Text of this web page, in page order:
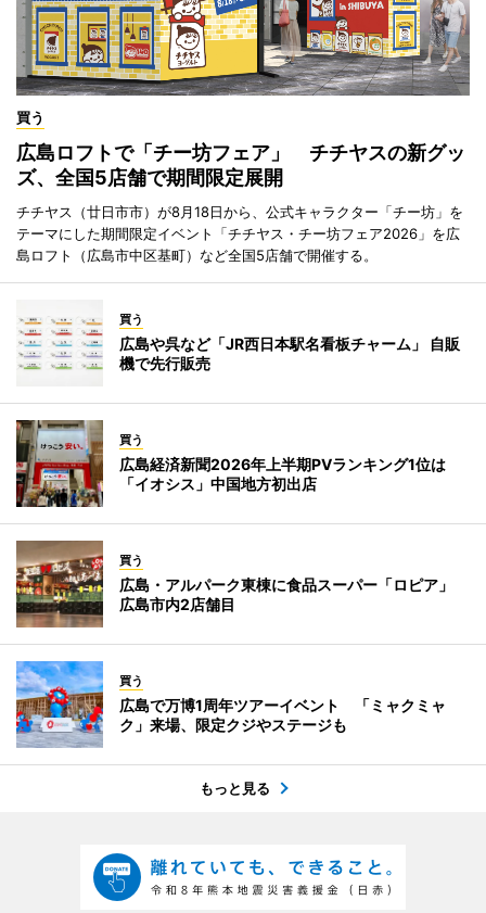
買う
広島ロフトで「チー坊フェア」 チチヤスの新グッ
ズ、全国5店舗で期間限定展開
チチヤス（廿日市市）が8月18日から、公式キャラクター「チー坊」を
テーマにした期間限定イベント「チチヤス・チー坊フェア2026」を広
島ロフト（広島市中区基町）など全国5店舗で開催する。
買う
広島や呉など「JR西日本駅名看板チャーム」 自販
機で先行販売
買う
広島経済新聞2026年上半期PVランキング1位は
「イオシス」中国地方初出店
買う
広島・アルパーク東棟に食品スーパー「ロピア」
広島市内2店舗目
買う
広島で万博1周年ツアーイベント 「ミャクミャ
ク」来場、限定クジやステージも
もっと見る